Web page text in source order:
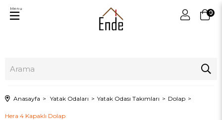
0
Menu
Anasayfa Yatak Odaları Yatak Odası Takımları Dolap
Hera 4 Kapaklı Dolap